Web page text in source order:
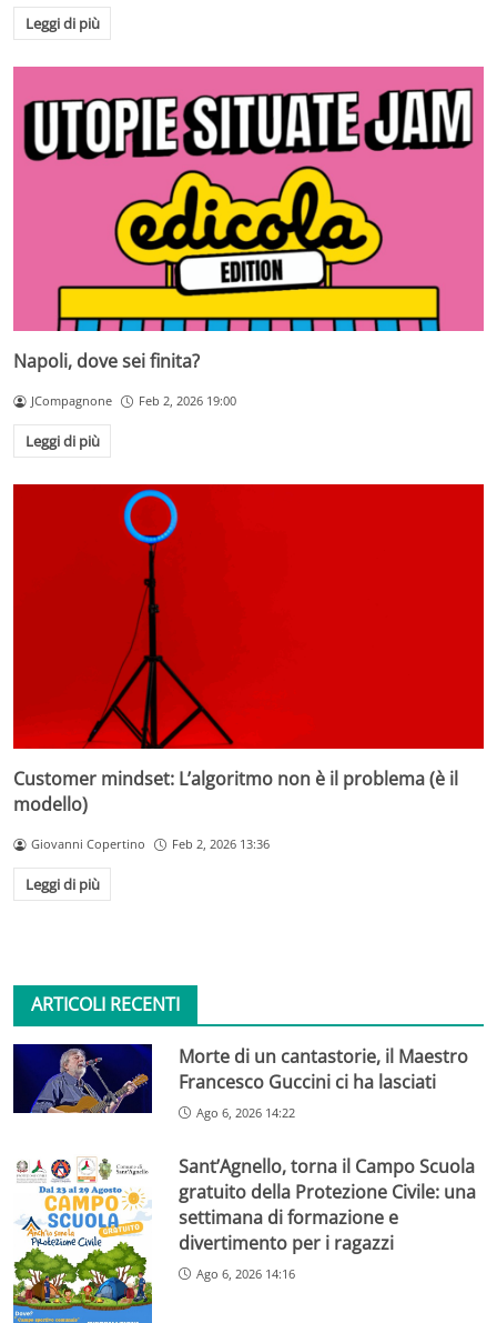
Leggi di più
Napoli, dove sei finita?
JCompagnone Feb 2, 2026 19:00
Leggi di più
Customer mindset: L’algoritmo non è il problema (è il
modello)
Giovanni Copertino Feb 2, 2026 13:36
Leggi di più
ARTICOLI RECENTI
Morte di un cantastorie, il Maestro
Francesco Guccini ci ha lasciati
Ago 6, 2026 14:22
Sant’Agnello, torna il Campo Scuola
gratuito della Protezione Civile: una
settimana di formazione e
divertimento per i ragazzi
Ago 6, 2026 14:16